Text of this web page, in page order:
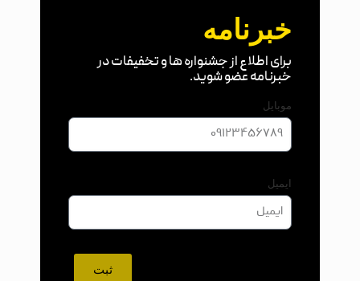
خبرنامه
برای اطلاع از جشنواره ها و تخفیفات در
خبرنامه عضو شوید.
موبایل
ایمیل
ثبت